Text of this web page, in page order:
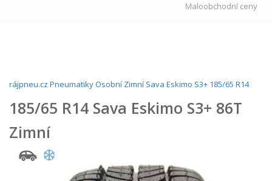
Maloobchodní ceny
rájpneu.cz PneumatikyOsobní Zimní Sava Eskimo S3+ 185/65 R14
185/65 R14 Sava Eskimo S3+ 86T
Zimní